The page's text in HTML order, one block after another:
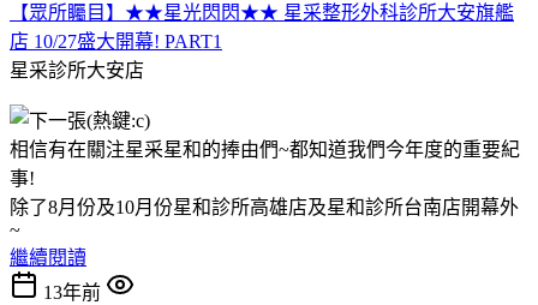
【眾所矚目】★★星光閃閃★★ 星采整形外科診所大安旗艦
店 10/27盛大開幕! PART1
星采診所大安店
相信有在關注星采星和的捧由們~都知道我們今年度的重要紀
事!
除了8月份及10月份星和診所高雄店及星和診所台南店開幕外
~
繼續閱讀
13年前